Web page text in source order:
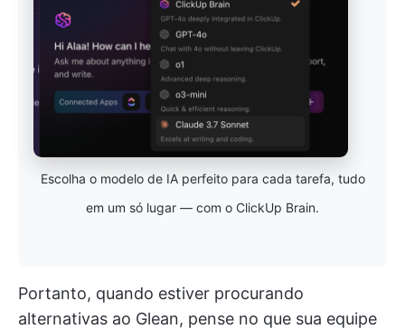
Escolha o modelo de IA perfeito para cada tarefa, tudo
em um só lugar — com o ClickUp Brain.
Portanto, quando estiver procurando
alternativas ao Glean, pense no que sua equipe